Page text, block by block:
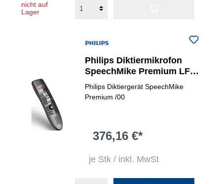
nicht auf
Lager
Philips Diktiermikrofon
SpeechMike Premium LFH
3510
Philips Diktiergerät SpeechMike
Premium /00
376,16 €*
je Stk / inkl. MwSt